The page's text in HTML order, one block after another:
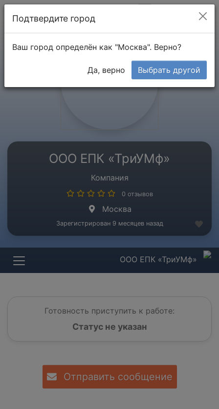
ООО ЕПК «ТриУМф»
Компания
0 отзывов
Москва
Зарегистрирован 9 месяцев назад
ООО ЕПК «ТриУМф»
Готовность приступить к работе:
Статус не указан
Отправить сообщение
Подтвердите город
Ваш город определён как "Москва". Верно?
Да, верно Выбрать другой